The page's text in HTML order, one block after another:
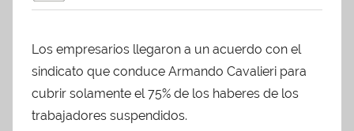
Los empresarios llegaron a un acuerdo con el
sindicato que conduce Armando Cavalieri para
cubrir solamente el 75% de los haberes de los
trabajadores suspendidos.